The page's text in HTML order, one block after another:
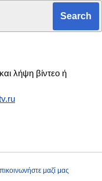
λήψη βίντεο ή
μαζί μας